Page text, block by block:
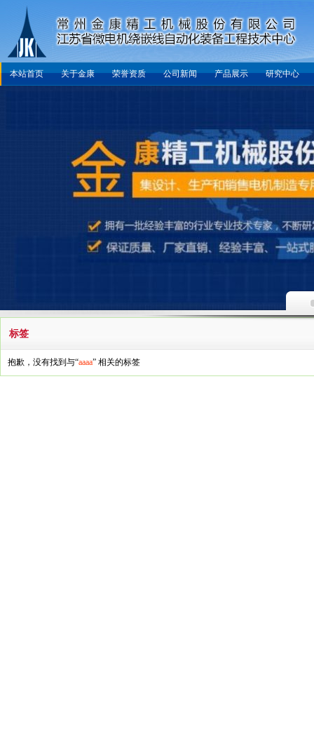
本站首页 关于金康 荣誉资质 公司新闻 产品展示 研究中心
标签
抱歉，没有找到与“aaaa” 相关的标签